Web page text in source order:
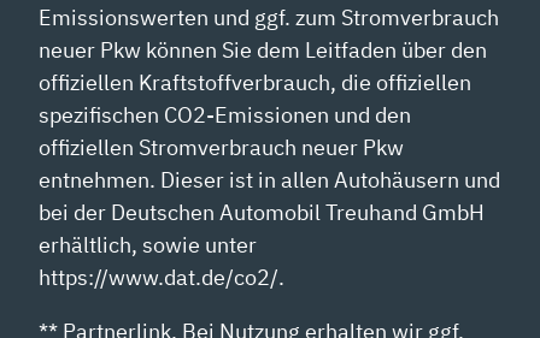
Emissionswerten und ggf. zum Stromverbrauch
neuer Pkw können Sie dem Leitfaden über den
offiziellen Kraftstoffverbrauch, die offiziellen
spezifischen CO2-Emissionen und den
offiziellen Stromverbrauch neuer Pkw
entnehmen. Dieser ist in allen Autohäusern und
bei der Deutschen Automobil Treuhand GmbH
erhältlich, sowie unter
https://www.dat.de/co2/.
** Partnerlink. Bei Nutzung erhalten wir ggf.